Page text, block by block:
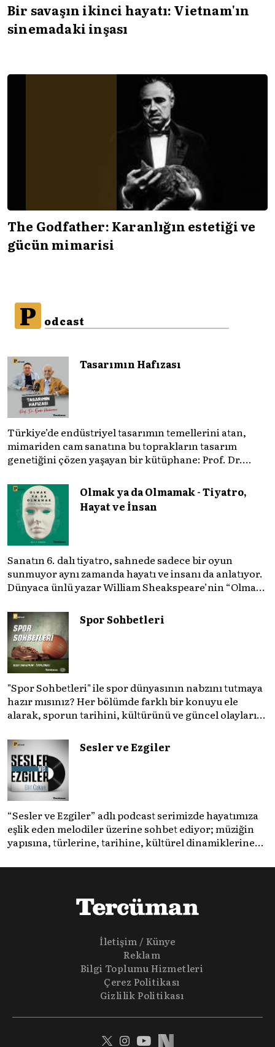
Bir savaşın ikinci hayatı: Vietnam'ın
sinemadaki inşası
The Godfather: Karanlığın estetiği ve
gücün mimarisi
P odcast
Tasarımın Hafızası
Türkiye’de endüstriyel tasarımın temellerini atan,
mimariden cam sanatına bu toprakların tasarım
genetiğini çözen yaşayan bir kütüphane: Prof. Dr.
şekillendirmenin ötesinde bir medeniyet ve hafıza
meselesi olduğunu gösteren bu arşive hoş geldiniz.
Olmak ya da Olmamak - Tiyatro,
Hayat ve İnsan
Sanatın 6. dalı tiyatro, sahnede sadece bir oyun
sunmuyor aynı zamanda hayatı ve insanı da anlatıyor.
Dünyaca ünlü yazar William Sheakspeare’nin “Olmak
aldığımız podcast serimizde; tiyatroyu, alanının
uzman isimleriyle konuşuyoruz..
Spor Sohbetleri
"Spor Sohbetleri" ile spor dünyasının nabzını tutmaya
hazır mısınız? Her bölümde farklı bir konuyu ele
alarak, sporun tarihini, kültürünü ve güncel olaylarını
sporun toplumsal etkilerini masaya yatıyoruz. Eğer siz
de sporun sadece spor olmadığına inananlardansanız
"Spor Sohbetleri" tam size göre.
Sesler ve Ezgiler
“Sesler ve Ezgiler” adlı podcast serimizde hayatımıza
eşlik eden melodiler üzerine sohbet ediyor; müziğin
yapısına, türlerine, tarihine, kültürel dinamiklerine
ile her bölümü şenlendiriyor; müziğin farklı
notaların derinliğine iniyoruz.
İletişim / Künye
Reklam
Bilgi Toplumu Hizmetleri
Çerez Politikası
Gizlilik Politikası